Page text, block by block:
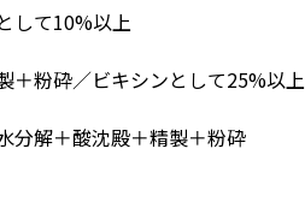
して10%以上
粉砕／ビキシンとして25%以上
解＋酸沈殿＋精製＋粉砕